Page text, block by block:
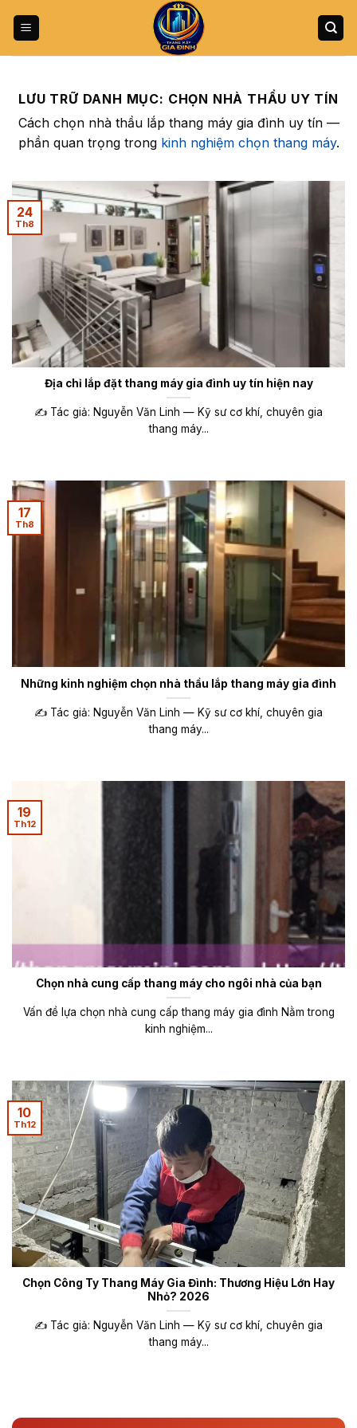
qua
LƯU TRỮ DANH MỤC: CHỌN NHÀ THẦU UY TÍN
Cách chọn nhà thầu lắp thang máy gia đình uy tín —
phần quan trọng trong kinh nghiệm chọn thang máy.
Địa chỉ lắp đặt thang máy gia đình uy tín hiện nay
✍️ Tác giả: Nguyễn Văn Linh — Kỹ sư cơ khí, chuyên gia
thang máy...
24
Th8
Những kinh nghiệm chọn nhà thầu lắp thang máy gia đình
✍️ Tác giả: Nguyễn Văn Linh — Kỹ sư cơ khí, chuyên gia
thang máy...
17
Th8
Chọn nhà cung cấp thang máy cho ngôi nhà của bạn
Vấn đề lựa chọn nhà cung cấp thang máy gia đình Nằm trong
kinh nghiệm...
19
Th12
Chọn Công Ty Thang Máy Gia Đình: Thương Hiệu Lớn Hay
Nhỏ? 2026
✍️ Tác giả: Nguyễn Văn Linh — Kỹ sư cơ khí, chuyên gia
thang máy...
10
Th12